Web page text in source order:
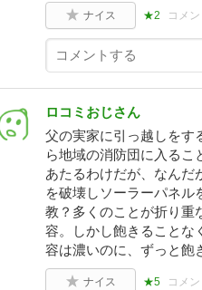
ナイス ★2 コメ
ロコミおじさん
父の実家に引っ越しをす
ら地域の消防団に入るこ
あたるわけだが、なんだ
を破壊しソーラーパネル
教？多くのことが折り重
容。しかし飽きることな
容は濃いのに、ずっと飽
ナイス ★5 コメ